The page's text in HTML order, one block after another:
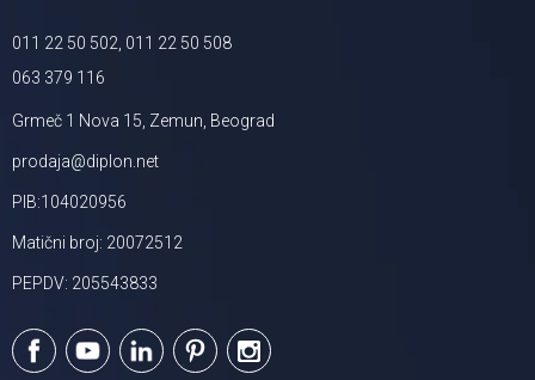
011 22 50 502, 011 22 50 508
063 379 116
Grmeč 1 Nova 15, Zemun, Beograd
prodaja@diplon.net
PIB:104020956
Matični broj: 20072512
PEPDV: 205543833